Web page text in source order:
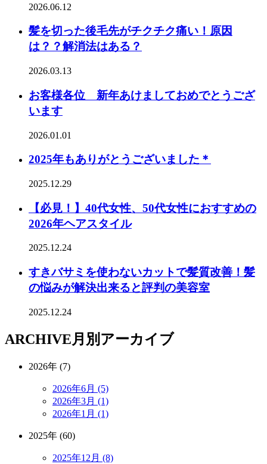
2026.06.12
髪を切った後毛先がチクチク痛い！原因
は？？解消法はある？
2026.03.13
お客様各位 新年あけましておめでとうござ
います
2026.01.01
2025年もありがとうございました＊
2025.12.29
【必見！】40代女性、50代女性におすすめの
2026年ヘアスタイル
2025.12.24
すきバサミを使わないカットで髪質改善！髪
の悩みが解決出来ると評判の美容室
2025.12.24
ARCHIVE月別アーカイブ
2026年 (7)
2026年6月 (5)
2026年3月 (1)
2026年1月 (1)
2025年 (60)
2025年12月 (8)